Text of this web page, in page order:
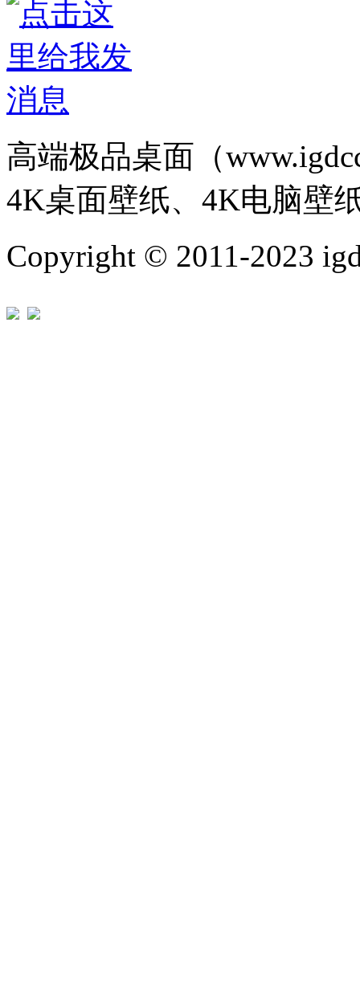
高端极品桌面（
4K桌面壁纸、4K电脑壁
Copyright © 2011-2023